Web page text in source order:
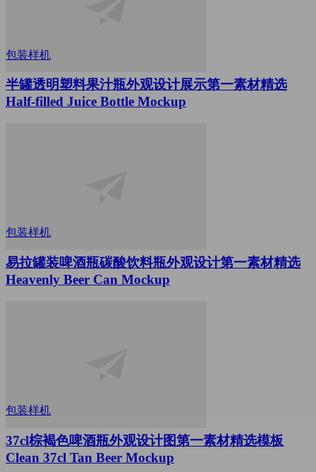
包装样机
半罐透明塑料果汁瓶外观设计展示第一素材精选
Half-filled Juice Bottle Mockup
包装样机
易拉罐装啤酒瓶碳酸饮料瓶外观设计第一素材精选
Heavenly Beer Can Mockup
包装样机
37cl棕褐色啤酒瓶外观设计图第一素材精选模板
Clean 37cl Tan Beer Mockup